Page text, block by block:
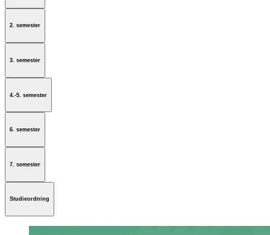
2. semester
3. semester
4.-5. semester
6. semester
7. semester
Studieordning